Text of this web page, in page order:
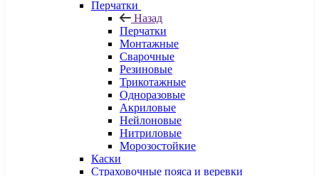
Перчатки
Назад
Перчатки
Монтажные
Сварочные
Резиновые
Трикотажные
Одноразовые
Акриловые
Нейлоновые
Нитриловые
Морозостойкие
Каски
Страховочные пояса и веревки